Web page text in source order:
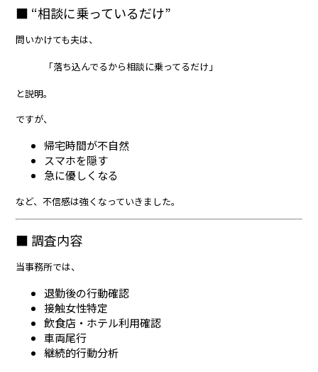
■ “相談に乗っているだけ”
問いかけても夫は、
「落ち込んでるから相談に乗ってるだけ」
と説明。
ですが、
帰宅時間が不自然
スマホを隠す
急に優しくなる
など、不信感は強くなっていきました。
■ 調査内容
当事務所では、
退勤後の行動確認
接触女性特定
飲食店・ホテル利用確認
車両尾行
継続的行動分析